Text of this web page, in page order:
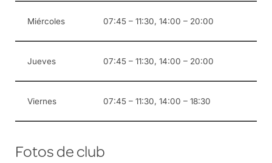
Miércoles 07:45 – 11:30, 14:00 – 20:00
Jueves 07:45 – 11:30, 14:00 – 20:00
Viernes 07:45 – 11:30, 14:00 – 18:30
Fotos de club